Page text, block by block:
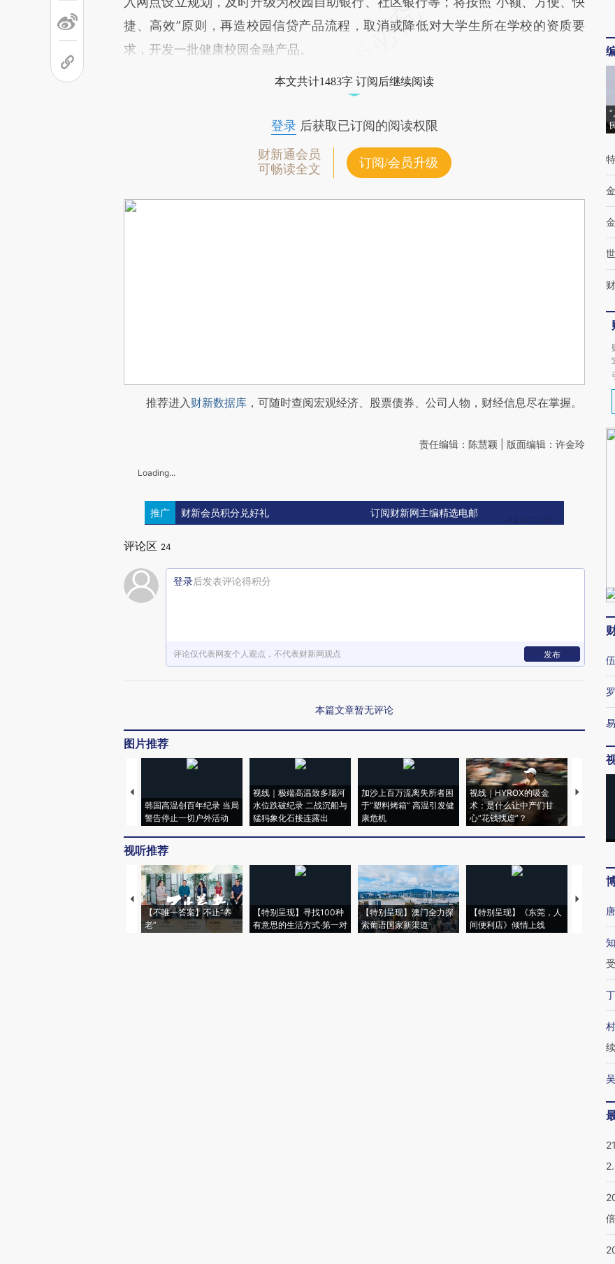
捷、高效”原则，再造校园信贷产品流程，取消或降低对大学生所在学校的资质要
求，开发一批健康校园金融产品。
本文共计1483字 订阅后继续阅读
登录后获取已订阅的阅读权限
财新通会员
可畅读全文
订阅/会员升级
推荐进入财新数据库 ，可随时查阅宏观经济、股票债券、公司人物，财经信息尽在掌握。
责任编辑：陈慧颖 | 版面编辑：许金玲
Loading...
推广 财新会员积分兑好礼 订阅财新网主编精选电邮
评论区 24
登录后发表评论得积分
评论仅代表网友个人观点，不代表财新网观点 发布
本篇文章暂无评论
图片推荐
韩国高温创百年纪录 当局
警告停止一切户外活动
视线｜极端高温致多瑙河
水位跌破纪录 二战沉船与
猛犸象化石接连露出
加沙上百万流离失所者困
于“塑料烤箱” 高温引发健
康危机
视线｜HYROX的吸金
术：是什么让中产们甘
心“花钱找虐”？
马航飞行
视听推荐
【不唯一答案】不止“养
老”
【特别呈现】寻找100种
有意思的生活方式·第一对
【特别呈现】澳门全力探
索葡语国家新渠道
【特别呈现】《东莞，人
间便利店》倾情上线
【推广】
会，让
倍